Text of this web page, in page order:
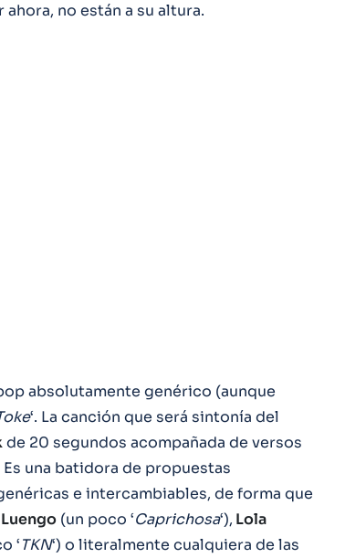
no están a su altura.
absolutamente genérico (aunque
‘. La canción que será sintonía del
de 20 segundos acompañada de versos
una batidora de propuestas
e intercambiables, de forma que
(un poco ‘Caprichosa‘), Lola
‘TKN‘) o literalmente cualquiera de las